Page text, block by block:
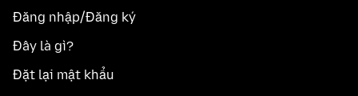
Đăng nhập/Đăng ký
Đây là gì?
Đặt lại mật khẩu